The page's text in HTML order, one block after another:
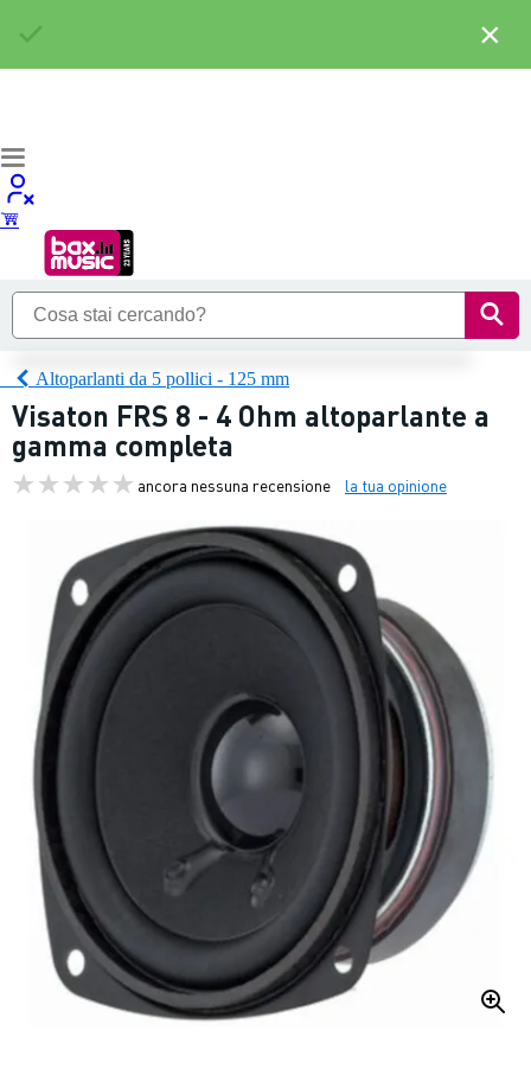
Altoparlanti da 5 pollici - 125 mm
Visaton FRS 8 - 4 Ohm altoparlante a
gamma completa
ancora nessuna recensione la tua opinione
×